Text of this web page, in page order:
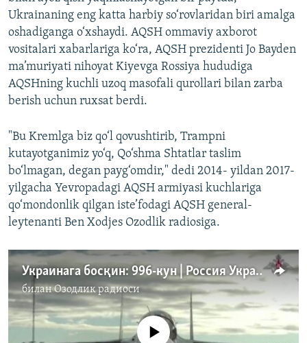
Ukrainaning eng katta harbiy so‘rovlaridan biri amalga
oshadiganga o‘xshaydi. AQSH ommaviy axborot
vositalari xabarlariga ko‘ra, AQSH prezidenti Jo Bayden
ma’muriyati nihoyat Kiyevga Rossiya hududiga
AQSHning kuchli uzoq masofali qurollari bilan zarba
berish uchun ruxsat berdi.
"Bu Kremlga biz qo‘l qovushtirib, Trampni
kutayotganimiz yo‘q, Qo‘shma Shtatlar taslim
bo‘lmagan, degan payg‘omdir," dedi 2014- yildan 2017-
yilgacha Yevropadagi AQSH armiyasi kuchlariga
qo‘mondonlik qilgan iste’fodagi AQSH general-
leytenanti Ben Xodjes Ozodlik radiosiga.
Украинага босқин: 996-кун | Россия Украина урушини тўхтатиш бўйича музокараларга очиқ - Россия элчиси
биланОзодлик радиоси
Айни дамда медиа-манба мавжуд эмас